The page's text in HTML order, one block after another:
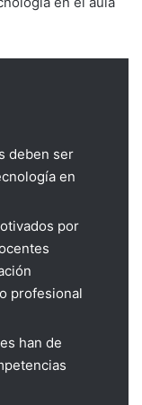
deben ser
en
por
profesional
han de